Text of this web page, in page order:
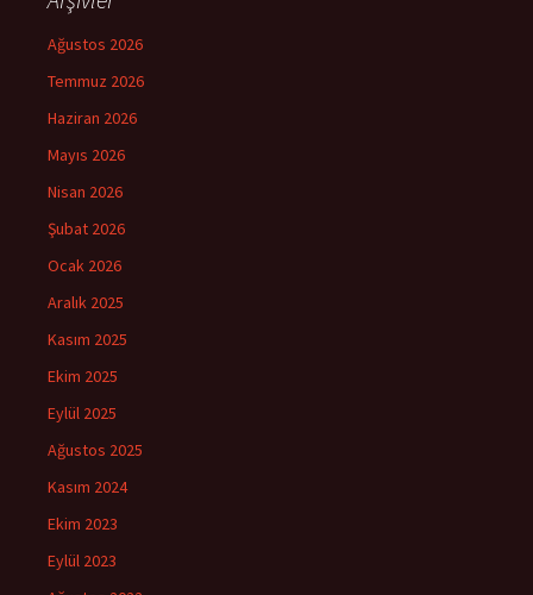
Ağustos 2026
Temmuz 2026
Haziran 2026
Mayıs 2026
Nisan 2026
Şubat 2026
Ocak 2026
Aralık 2025
Kasım 2025
Ekim 2025
Eylül 2025
Ağustos 2025
Kasım 2024
Ekim 2023
Eylül 2023